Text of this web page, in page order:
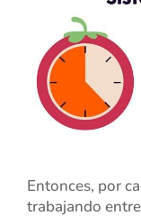
Entonces, por
trabajando